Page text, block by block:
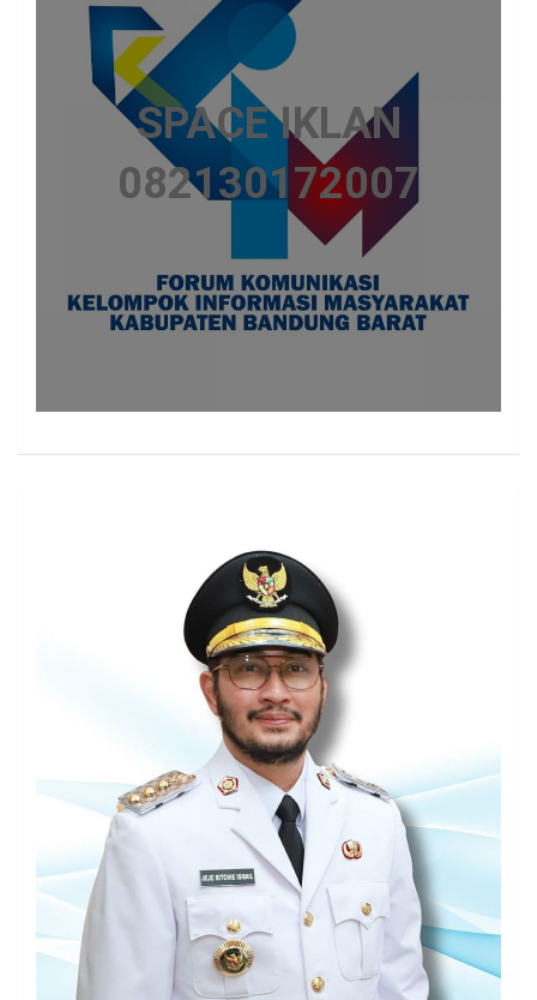
SPACE IKLAN
082130172007